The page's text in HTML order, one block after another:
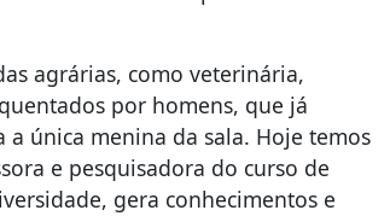
agrárias, como veterinária,
por homens, que já
única menina da sala. Hoje temos
e pesquisadora do curso de
gera conhecimentos e